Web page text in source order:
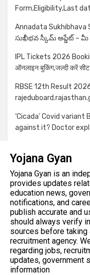
Form,Eligibility,Last
Annadata
సుఖీభవ స్కీమ్ అప్డేట్ – మీ
IPL Tickets 2026
ऑनलाइन बुकिंग,जल्दी करें सीट
RBSE 12th Result
‘Cicada’ Covid
against it? Doctor
Yojana Gyan
Yojana Gyan is an
provides updates
education news,
notifications, and
publish accurate and
should always verify
sources before taking
recruitment agency.
regarding jobs,
updates, government
information